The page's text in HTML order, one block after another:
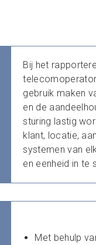
Bij het
gebruik maken
en de
sturing lastig
klant, locatie,
systemen van
en eenheid in te
Met behulp